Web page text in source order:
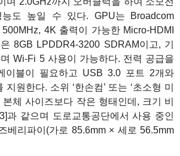
도 높일 수 있다. GPU는 Broadcom
4K 출력이 가능한 Micro-HDMI
8GB LPDDR4-3200 SDRAM이고, 기
Wi-Fi 5 사용이 가능하다. 전력 공급을
이블이 필요하고 USB 3.0 포트 2개와
원한다. 소위 ‘한손컴’ 또는 ‘초소형 미
본체 사이즈보다 작은 형태인데, 크기 비
과 같으며 도로교통공단에서 사용 중인
베리파이(가로 85.6mm × 세로 56.5mm